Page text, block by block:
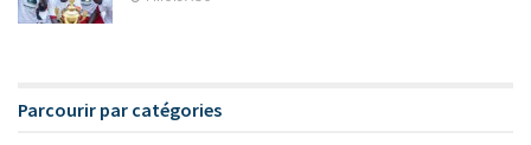
Parcourir par catégories